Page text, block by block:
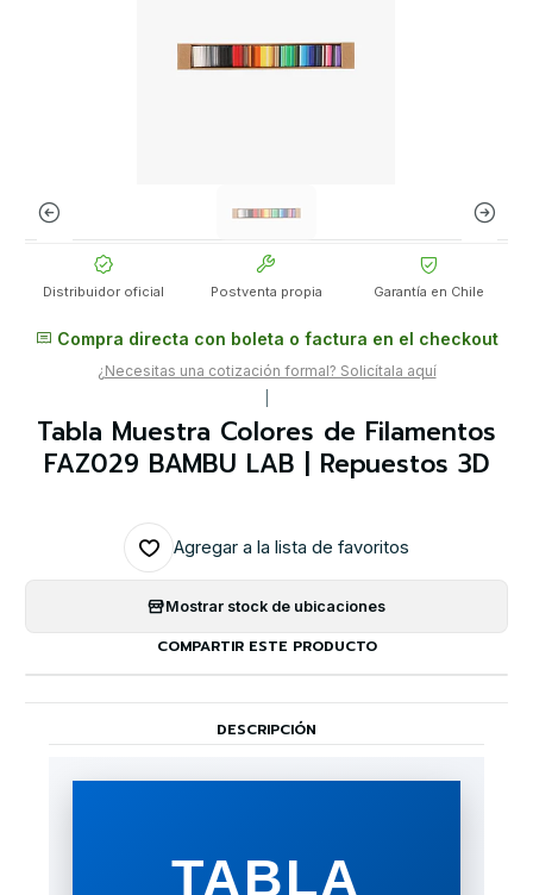
Distribuidor oficial Postventa propia Garantía en Chile
Compra directa con boleta o factura en el checkout
¿Necesitas una cotización formal? Solicítala aquí
Tabla Muestra Colores de Filamentos
FAZ029 BAMBU LAB | Repuestos 3D
Agregar a la lista de favoritos
Mostrar stock de ubicaciones
COMPARTIR ESTE PRODUCTO
DESCRIPCIÓN
TABLA